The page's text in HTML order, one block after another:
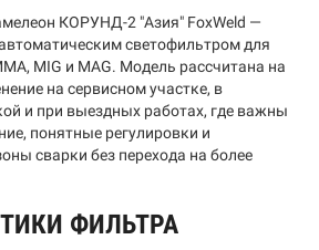
КОРУНД-2 "Азия" FoxWeld —
светофильтром для
MIG и MAG. Модель рассчитана на
на сервисном участке, в
и при выездных работах, где важны
понятные регулировки и
сварки без перехода на более
ФИЛЬТРА